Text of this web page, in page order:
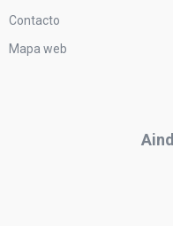
Contacto
Mapa web